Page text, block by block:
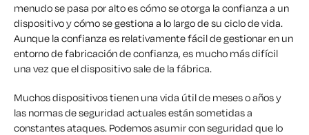
menudo se pasa por alto es cómo se otorga la confianza a un
dispositivo y cómo se gestiona a lo largo de su ciclo de vida.
Aunque la confianza es relativamente fácil de gestionar en un
entorno de fabricación de confianza, es mucho más difícil
una vez que el dispositivo sale de la fábrica.
Muchos dispositivos tienen una vida útil de meses o años y
las normas de seguridad actuales están sometidas a
constantes ataques. Podemos asumir con seguridad que lo